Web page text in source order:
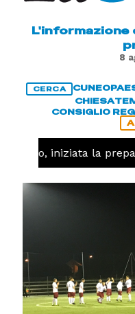
L'informazione
8
CERCA CUNEO
CHIESA
CONSIGLIO
iniziata la